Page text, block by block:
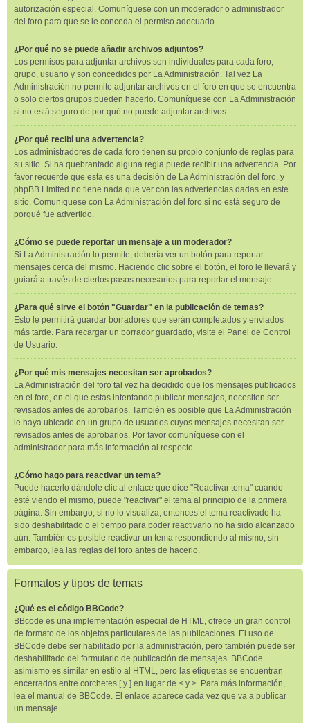
autorización especial. Comuníquese con un moderador o administrador
del foro para que se le conceda el permiso adecuado.
¿Por qué no se puede añadir archivos adjuntos?
Los permisos para adjuntar archivos son individuales para cada foro,
grupo, usuario y son concedidos por La Administración. Tal vez La
Administración no permite adjuntar archivos en el foro en que se encuentra
o solo ciertos grupos pueden hacerlo. Comuníquese con La Administración
si no está seguro de por qué no puede adjuntar archivos.
¿Por qué recibí una advertencia?
Los administradores de cada foro tienen su propio conjunto de reglas para
su sitio. Si ha quebrantado alguna regla puede recibir una advertencia. Por
favor recuerde que esta es una decisión de La Administración del foro, y
phpBB Limited no tiene nada que ver con las advertencias dadas en este
sitio. Comuníquese con La Administración del foro si no está seguro de
porqué fue advertido.
¿Cómo se puede reportar un mensaje a un moderador?
Si La Administración lo permite, debería ver un botón para reportar
mensajes cerca del mismo. Haciendo clic sobre el botón, el foro le llevará y
guiará a través de ciertos pasos necesarios para reportar el mensaje.
¿Para qué sirve el botón "Guardar" en la publicación de temas?
Esto le permitirá guardar borradores que serán completados y enviados
más tarde. Para recargar un borrador guardado, visite el Panel de Control
de Usuario.
¿Por qué mis mensajes necesitan ser aprobados?
La Administración del foro tal vez ha decidido que los mensajes publicados
en el foro, en el que estas intentando publicar mensajes, necesiten ser
revisados antes de aprobarlos. También es posible que La Administración
le haya ubicado en un grupo de usuarios cuyos mensajes necesitan ser
revisados antes de aprobarlos. Por favor comuníquese con el
administrador para más información al respecto.
¿Cómo hago para reactivar un tema?
Puede hacerlo dándole clic al enlace que dice "Reactivar tema" cuando
esté viendo el mismo, puede "reactivar" el tema al principio de la primera
página. Sin embargo, si no lo visualiza, entonces el tema reactivado ha
sido deshabilitado o el tiempo para poder reactivarlo no ha sido alcanzado
aún. También es posible reactivar un tema respondiendo al mismo, sin
embargo, lea las reglas del foro antes de hacerlo.
Formatos y tipos de temas
¿Qué es el código BBCode?
BBcode es una implementación especial de HTML, ofrece un gran control
de formato de los objetos particulares de las publicaciones. El uso de
BBCode debe ser habilitado por la administración, pero también puede ser
deshabilitado del formulario de publicación de mensajes. BBCode
asimismo es similar en estilo al HTML, pero las etiquetas se encuentran
encerrados entre corchetes [ y ] en lugar de < y >. Para más información,
lea el manual de BBCode. El enlace aparece cada vez que va a publicar
un mensaje.